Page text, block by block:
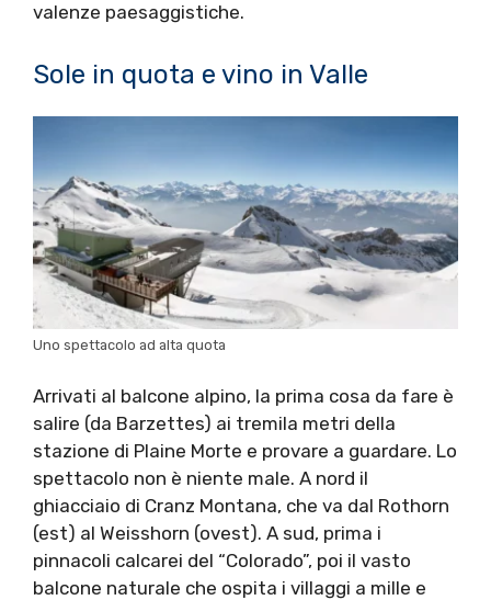
valenze paesaggistiche.
Sole in quota e vino in Valle
Uno spettacolo ad alta quota
Arrivati al balcone alpino, la prima cosa da fare è
salire (da Barzettes) ai tremila metri della
stazione di Plaine Morte e provare a guardare. Lo
spettacolo non è niente male. A nord il
ghiacciaio di Cranz Montana, che va dal Rothorn
(est) al Weisshorn (ovest). A sud, prima i
pinnacoli calcarei del “Colorado”, poi il vasto
balcone naturale che ospita i villaggi a mille e